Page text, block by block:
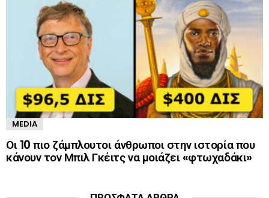
MEDIA
Οι 10 πιο ζάμπλουτοι άνθρωποι στην ιστορία που
κάνουν τον Μπιλ Γκέιτς να μοιάζει «φτωχαδάκι»